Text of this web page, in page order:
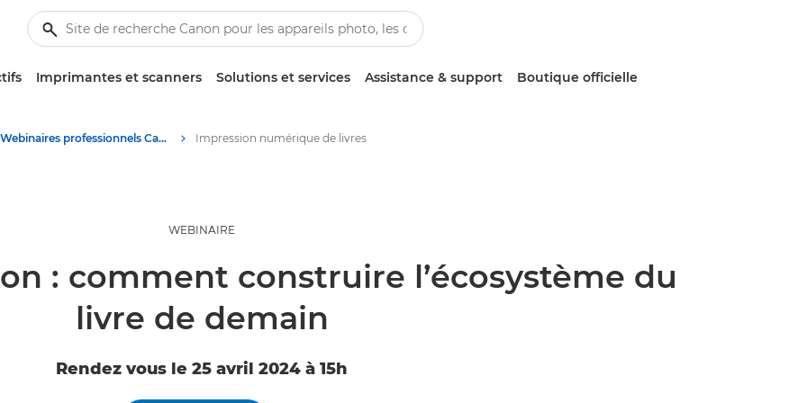
Imprimantes et scanners Solutions et services Assistance & support Boutique officielle
Webinaires professionnels Canon Impression numérique de livres
WEBINAIRE
: comment construire l’écosystème du
livre de demain
Rendez vous le 25 avril 2024 à 15h